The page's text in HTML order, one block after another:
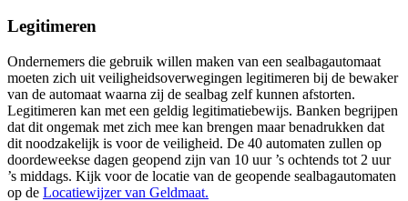
Legitimeren
Ondernemers die gebruik willen maken van een sealbagautomaat
moeten zich uit veiligheidsoverwegingen legitimeren bij de bewaker
van de automaat waarna zij de sealbag zelf kunnen afstorten.
Legitimeren kan met een geldig legitimatiebewijs. Banken begrijpen
dat dit ongemak met zich mee kan brengen maar benadrukken dat
dit noodzakelijk is voor de veiligheid. De 40 automaten zullen op
doordeweekse dagen geopend zijn van 10 uur ’s ochtends tot 2 uur
’s middags. Kijk voor de locatie van de geopende sealbagautomaten
op de Locatiewijzer van Geldmaat.